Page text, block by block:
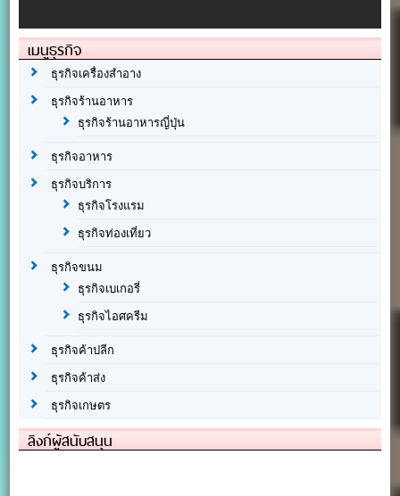
เมนูธุรกิจ
ธุรกิจเครื่องสำอาง
ธุรกิจร้านอาหาร
ธุรกิจร้านอาหารญี่ปุ่น
ธุรกิจอาหาร
ธุรกิจบริการ
ธุรกิจโรงแรม
ธุรกิจท่องเที่ยว
ธุรกิจขนม
ธุรกิจเบเกอรี่
ธุรกิจไอศครีม
ธุรกิจค้าปลีก
ธุรกิจค้าส่ง
ธุรกิจเกษตร
ลิงก์ผู้สนับสนุน